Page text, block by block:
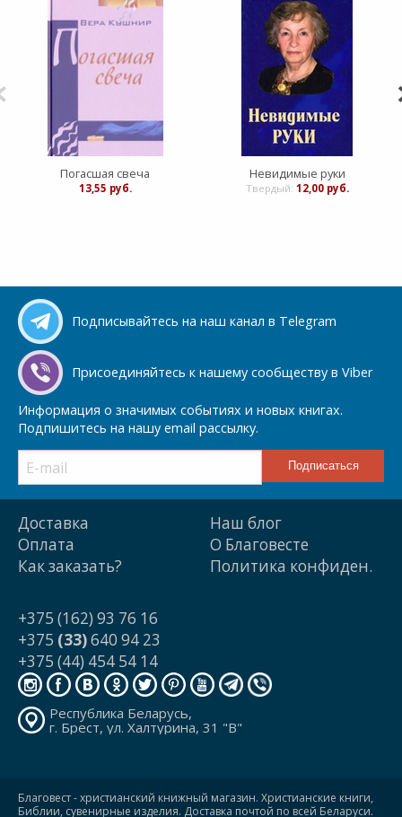
Погасшая свеча
13,55 руб.
Невидимые руки
Твердый: 12,00 руб.
Подписывайтесь на наш канал в Telegram
Присоединяйтесь к нашему сообществу в Viber
Информация о значимых событиях и новых книгах.
Подпишитесь на нашу email рассылку.
Доставка
Оплата
Как заказать?
Наш блог
О Благовесте
Политика конфиден.
+375 (162) 93 76 16
+375 (33)640 94 23
+375 (44) 454 54 14
Республика Беларусь,
г. Брест, ул. Халтурина, 31 "В"
Благовест - христианский книжный магазин. Христианские книги,
Библии, сувенирные изделия. Доставка почтой по всей Беларуси.